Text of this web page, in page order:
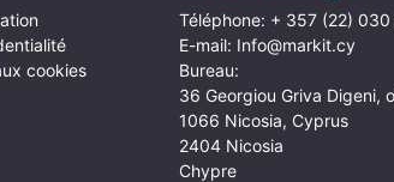
cookies
Téléphone: + 357 (22) 030
E-mail: Info@markit.cy
Bureau:
36 Georgiou Griva Digeni,
1066 Nicosia, Cyprus
2404 Nicosia
Chypre